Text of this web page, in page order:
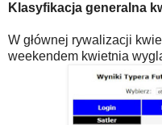
Klasyfikacja generalna
W głównej rywalizacji
weekendem kwietnia